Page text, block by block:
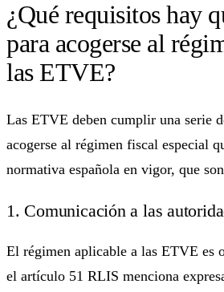
¿Qué requisitos hay
para acogerse al
las ETVE?
Las ETVE deben cumplir una serie
acogerse al régimen fiscal especial
normativa española en vigor, que
1. Comunicación a las
El régimen aplicable a las ETVE es
el artículo 51 RLIS menciona